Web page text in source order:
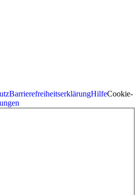
BarrierefreiheitserklärungHilfeCookie-